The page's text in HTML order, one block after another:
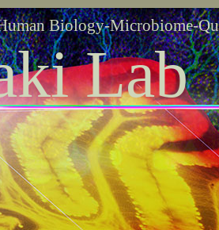
Biology-Microbiome-
Lab